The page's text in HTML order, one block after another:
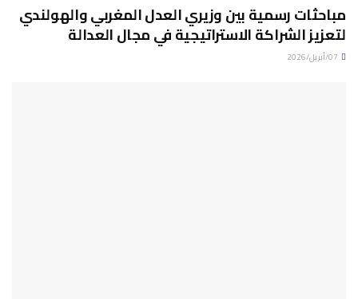
مباحثات رسمية بين وزيري العدل المغربي والهولندي
لتعزيز الشراكة الاستراتيجية في مجال العدالة